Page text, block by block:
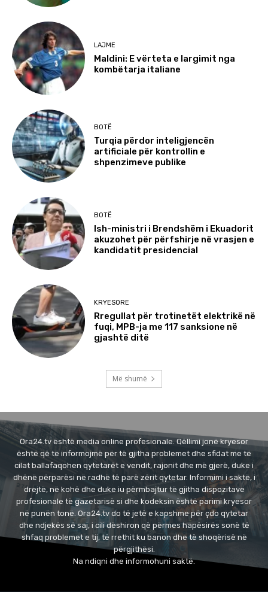
LAJME
Maldini: E vërteta e largimit nga
kombëtarja italiane
BOTË
Turqia përdor inteligjencën
artificiale për kontrollin e
shpenzimeve publike
BOTË
Ish-ministri i Brendshëm i Ekuadorit
akuzohet për përfshirje në vrasjen e
kandidatit presidencial
KRYESORE
Rregullat për trotinetët elektrikë në
fuqi, MPB-ja me 117 sanksione në
gjashtë ditë
Më shumë
Ora24.tv është media online profesionale. Qëllimi jonë kryesor
është që të informojmë për të gjitha problemet dhe sfidat me të
cilat ballafaqohen qytetarët e vendit, rajonit dhe më gjerë, duke i
dhënë përparësi në radhë të parë zërit qytetar. Informimi i saktë, i
drejtë, në kohë dhe duke iu përmbajtur të gjitha dispozitave
profesionale të gazetarisë si dhe kodeksin është parimi kryesor
në punën tonë. Ora24.tv do të jetë e kapshme për çdo qytetar
dhe ndjekës së saj, i cili dëshiron që përmes hapësirës sonë të
shfaq problemet e tij, të rrethit ku banon dhe të shoqërisë në
përgjithësi.
Na ndiqni dhe informohuni saktë.